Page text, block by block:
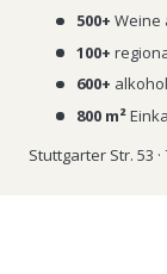
500+ Weine
100+
600+
800 m²
Stuttgarter Str. 53